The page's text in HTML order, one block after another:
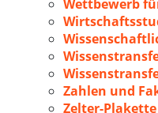
Wettbewerb
Zahlen und
Zelter-Plakette